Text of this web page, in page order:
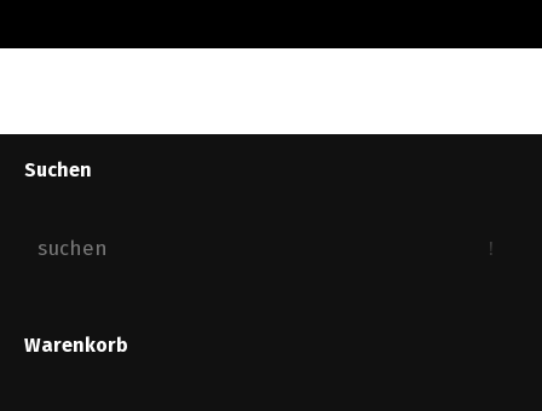
Suchen
Warenkorb